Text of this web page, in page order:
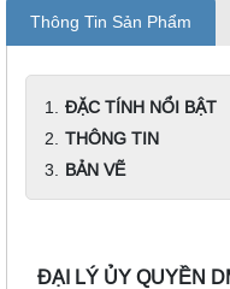
Thông Tin Sản Phẩm
ĐẶC TÍNH NỔI BẬT
THÔNG TIN
BẢN VẼ
ĐẠI LÝ ỦY QUYỀN